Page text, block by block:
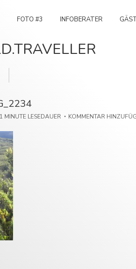
FOTO #3 INFOBERATER
1 MINUTE LESEDAUER KOMMENTAR